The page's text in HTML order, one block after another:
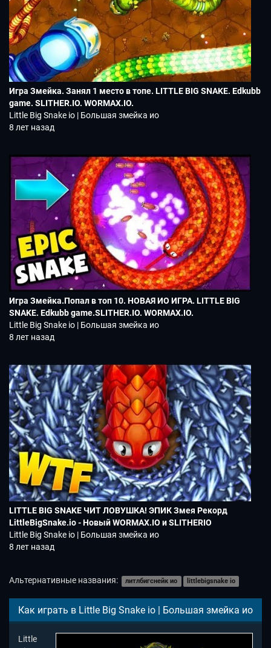
Игра Змейка. Занял 1 место в топе. LITTLE BIG SNAKE. Edkubb
game. SLITHER.IO. WORMAX.IO.
Little Big Snake io | Большая змейка ио
8 лет назад
Игра Змейка.Попал в топ 10. НОВАЯ ИО ИГРА. LITTLE BIG
SNAKE. Edkubb game.SLITHER.IO. WORMAX.IO.
Little Big Snake io | Большая змейка ио
8 лет назад
LITTLE BIG SNAKE ЧИТ ЛОВУШКА! ЭПИК Змея Рекорд
LittleBigSnake.io - Новый WORMAX.IO и SLITHERIO
Little Big Snake io | Большая змейка ио
8 лет назад
Альтернативные названия: литлбигснейк ио littlebigsnake io
Как играть в Little Big Snake io | Большая змейка ио
Little